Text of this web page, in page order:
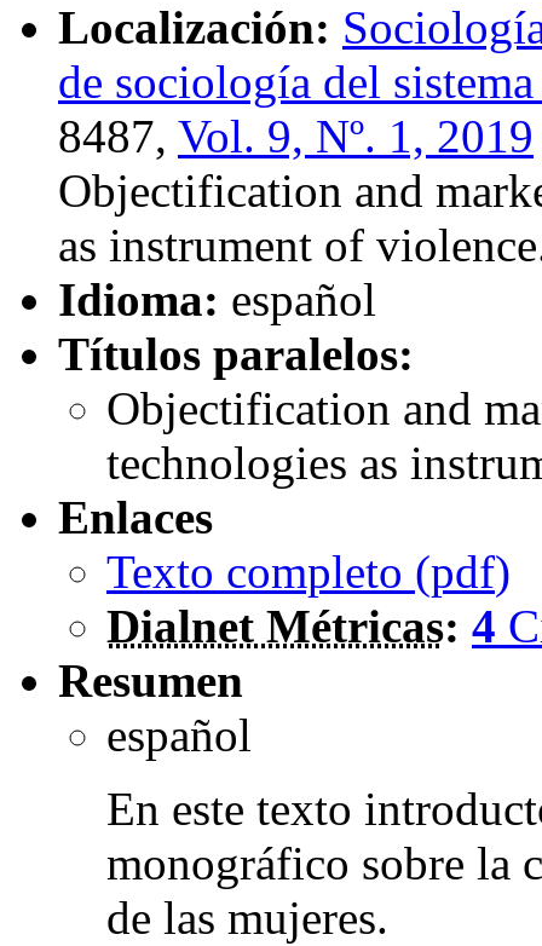
Localización:
de sociología del
8487, Vol. 9, Nº. 1, 2019
Objectification and
as instrument of
Idioma: español
Títulos paralelos:
Objectification and
technologies as
Enlaces
Texto completo (pdf)
Dialnet Métricas: 4
Resumen
español
En este texto
monográfico sobre la
de las mujeres.